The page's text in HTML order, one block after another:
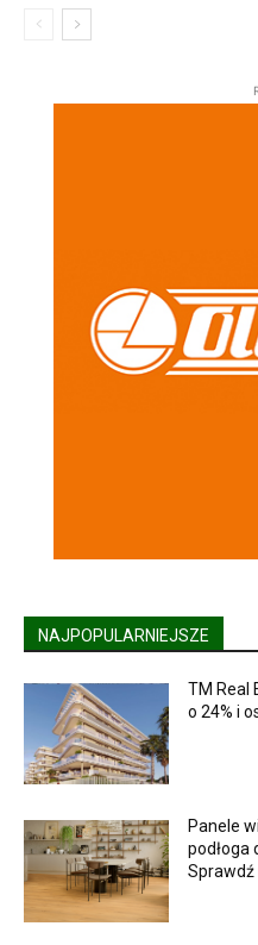
NAJPOPULARNIEJSZE
TM Real
o 24% i
Panele
podłoga
Sprawdź